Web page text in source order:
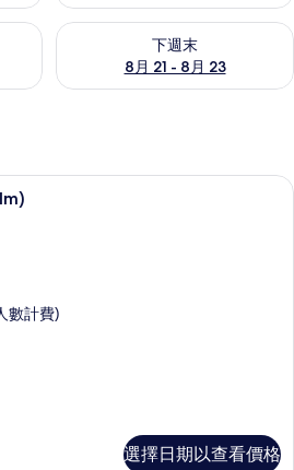
的供應情況
下週末
8月 21 - 8月 23
查看下週末 (8月 21 - 8月 23)
迷你吧、客房內保險箱、書桌、筆電
數計費)
選擇日期以查看價格